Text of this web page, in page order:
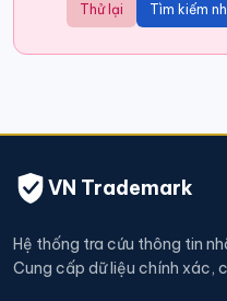
Thử lại Tìm kiếm
VN Trademark
Hệ thống tra cứu thông tin
Cung cấp dữ liệu chính xác,